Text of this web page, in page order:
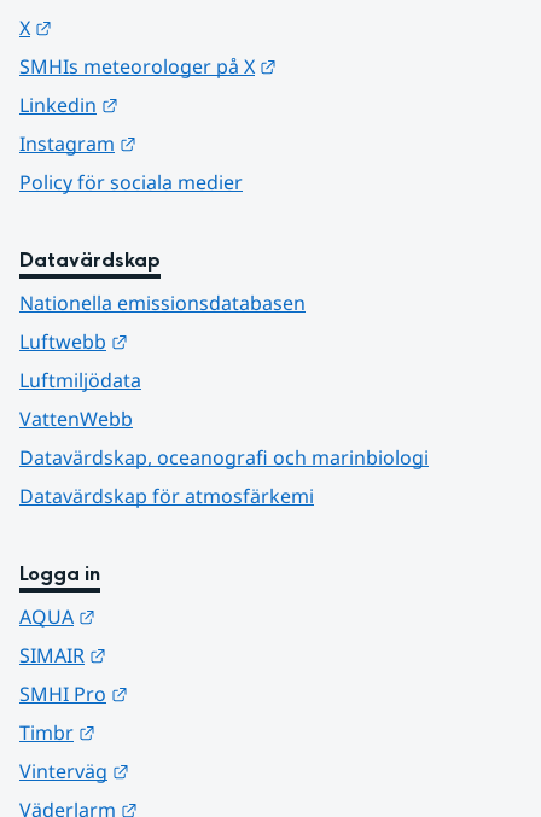
X
SMHIs meteorologer på X
Linkedin
Instagram
Policy för sociala medier
Datavärdskap
Nationella emissionsdatabasen
Luftwebb
Luftmiljödata
VattenWebb
Datavärdskap, oceanografi och marinbiologi
Datavärdskap för atmosfärkemi
Logga in
AQUA
SIMAIR
SMHI Pro
Timbr
Vinterväg
Väderlarm